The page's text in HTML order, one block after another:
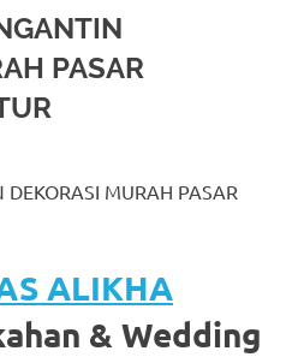
PASAR
MURAH PASAR
ALIKHA
& Wedding